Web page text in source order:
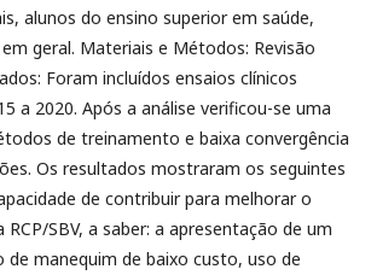
alunos do ensino superior em saúde,
geral. Materiais e Métodos: Revisão
Foram incluídos ensaios clínicos
a 2020. Após a análise verificou-se uma
de treinamento e baixa convergência
Os resultados mostraram os seguintes
de contribuir para melhorar o
SBV, a saber: a apresentação de um
manequim de baixo custo, uso de